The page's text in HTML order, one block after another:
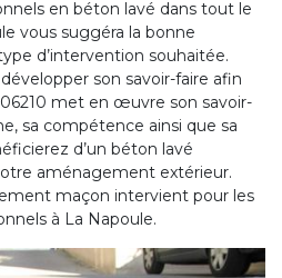
en béton lavé dans tout le
vous suggéra la bonne
d’intervention souhaitée.
son savoir-faire afin
met en œuvre son savoir-
sa compétence ainsi que sa
d’un béton lavé
aménagement extérieur.
maçon intervient pour les
à La Napoule.